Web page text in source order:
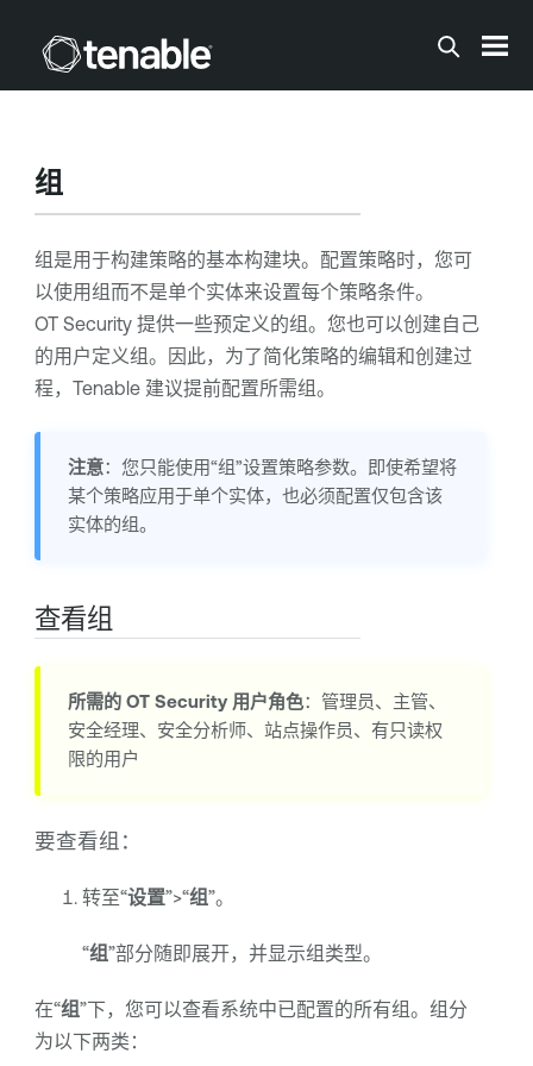
组
组是用于构建策略的基本构建块。配置策略时，您可
以使用组而不是单个实体来设置每个策略条件。
OT Security提供一些预定义的组。您也可以创建自己
的用户定义组。因此，为了简化策略的编辑和创建过
程， Tenable建议提前配置所需组。
注意：您只能使用“组”设置策略参数。即使希望将
某个策略应用于单个实体，也必须配置仅包含该
实体的组。
查看组
所需的 OT Security用户角色：管理员、主管、
安全经理、安全分析师、站点操作员、有只读权
限的用户
要查看组：
转至“设置”>“组”。
“组”部分随即展开，并显示组类型。
在“组”下，您可以查看系统中已配置的所有组。组分
为以下两类：